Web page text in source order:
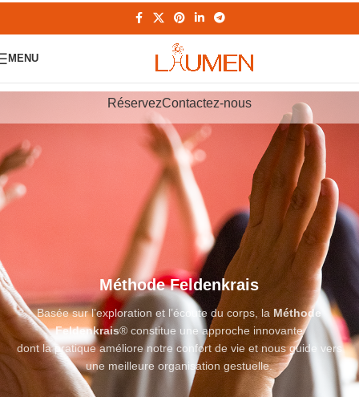
MENU
RéservezContactez-nous
Méthode Feldenkrais
Basée sur l’exploration et l’écoute du corps, la Méthode
Feldenkrais® constitue une approche innovante
dont la pratique améliore notre confort de vie et nous guide vers
une meilleure organisation gestuelle.